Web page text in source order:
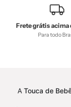
tam-
Frete grátis acima
Para todo
A Touca de